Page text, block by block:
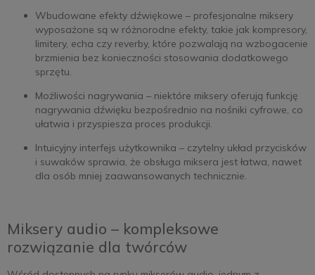
Wbudowane efekty dźwiękowe – profesjonalne miksery
wyposażone są w różnorodne efekty, takie jak kompresory,
limitery, echa czy reverby, które pozwalają na wzbogacenie
brzmienia bez konieczności stosowania dodatkowego
sprzętu.
Możliwości nagrywania – niektóre miksery oferują funkcję
nagrywania dźwięku bezpośrednio na nośniki cyfrowe, co
ułatwia i przyspiesza proces produkcji.
Intuicyjny interfejs użytkownika – czytelny układ przycisków
i suwaków sprawia, że obsługa miksera jest łatwa, nawet
dla osób mniej zaawansowanych technicznie.
Miksery audio – kompleksowe
rozwiązanie dla twórców